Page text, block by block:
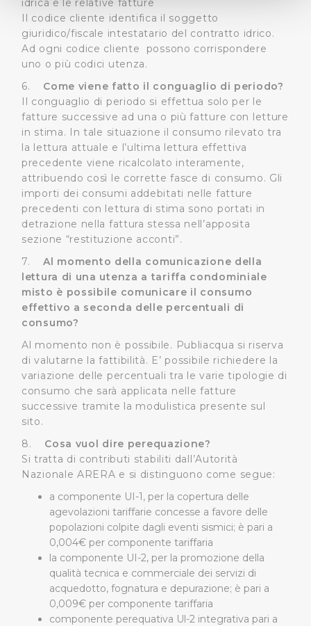
(impronte digitali).
Approfondisci come vengono elaborati i tuoi dati personali
e imposta le tue preferenze nellasezione dettagli. Puoi
modificare o ritirare il tuo consenso in qualsiasi momento
dalla Dichiarazione sui cookie.
Utilizziamo dei cookie tecnici necessari per rendere
fruibile il sito web abilitandone funzionalità di base quali
la navigazione sulle pagine e l'accesso alle aree
protette. In linea con le preferenze manifestate
dall’Utente e con i consensi dallo stesso prestati, i
cookie possono essere inoltre utilizzati per analizzare il
traffico sul nostro sito web, per personalizzare
contenuti ed annunci e per fornire funzionalità dei social
l’Utente utilizza il nostro sito con i nostri partner. Tali
pubblicità e social media, potrebbero combinare le
informazioni ricevute con altre informazioni che l’Utente
loro servizi.
Cliccando su "Accetta tutti", l'Utente accetta di
memorizzare tutti i cookie sul dispositivo per le finalità
sopra indicate.
Cliccando su "Personalizza" l’Utente può gestire
direttamente le proprie preferenze selezionando i
della condivisione di informazioni sopra indicata.
Cliccando su "Rifiuta" o sulla "X" posizionata in alto a
destra in questo banner l’Utente rifiuta tutti i cookie con
la sola eccezione dei cookie tecnici. La chiusura del
presente banner comporta il permanere delle
impostazioni di default e dunque la continuazione della
navigazione in assenza di cookie o altri sistemi di
idrica e le relative fatture
Il codice cliente identifica il soggetto
giuridico/fiscale intestatario del contratto idrico.
Ad ogni codice cliente possono corrispondere
uno o più codici utenza.
6. Come viene fatto il conguaglio di periodo?
Il conguaglio di periodo si effettua solo per le
fatture successive ad una o più fatture con letture
in stima. In tale situazione il consumo rilevato tra
la lettura attuale e l’ultima lettura effettiva
precedente viene ricalcolato interamente,
attribuendo così le corrette fasce di consumo. Gli
importi dei consumi addebitati nelle fatture
precedenti con lettura di stima sono portati in
detrazione nella fattura stessa nell’apposita
sezione “restituzione acconti”.
7.Al momento della comunicazione della
lettura di una utenza a tariffa condominiale
misto è possibile comunicare il consumo
effettivo a seconda delle percentuali di
consumo?
Al momento non è possibile. Publiacqua si riserva
di valutarne la fattibilità. E’ possibile richiedere la
variazione delle percentuali tra le varie tipologie di
consumo che sarà applicata nelle fatture
successive tramite la modulistica presente sul
sito.
8. Cosa vuol dire perequazione?
Si tratta di contributi stabiliti dall’Autorità
Nazionale ARERA e si distinguono come segue:
a componente UI-1, per la copertura delle
agevolazioni tariffarie concesse a favore delle
popolazioni colpite dagli eventi sismici; è pari a
0,004€ per componente tariffaria
la componente UI-2, per la promozione della
qualità tecnica e commerciale dei servizi di
acquedotto, fognatura e depurazione; è pari a
0,009€ per componente tariffaria
componente perequativa Ul-2 integrativa pari a